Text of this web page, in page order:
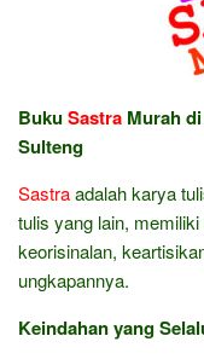
BukuSastra Murah
Sulteng
Sastraadalah karya
tulis yang lain,
keorisinalan,
ungkapannya.
Keindahan yang